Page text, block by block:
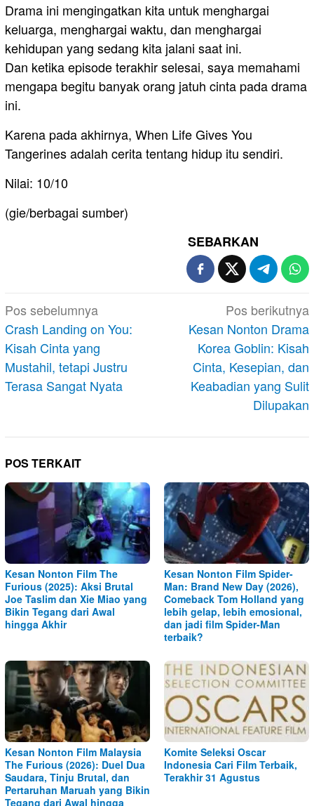
Drama ini mengingatkan kita untuk menghargai
keluarga, menghargai waktu, dan menghargai
kehidupan yang sedang kita jalani saat ini.
Dan ketika episode terakhir selesai, saya memahami
mengapa begitu banyak orang jatuh cinta pada drama
ini.
Karena pada akhirnya, When Life Gives You
Tangerines adalah cerita tentang hidup itu sendiri.
Nilai: 10/10
(gie/berbagai sumber)
SEBARKAN
Navigasi
pos
Pos sebelumnya
Crash Landing on You:
Kisah Cinta yang
Mustahil, tetapi Justru
Terasa Sangat Nyata
Pos berikutnya
Kesan Nonton Drama
Korea Goblin: Kisah
Cinta, Kesepian, dan
Keabadian yang Sulit
Dilupakan
POS TERKAIT
Kesan Nonton Film The
Furious (2025): Aksi Brutal
Joe Taslim dan Xie Miao yang
Bikin Tegang dari Awal
hingga Akhir
Kesan Nonton Film Spider-
Man: Brand New Day (2026),
Comeback Tom Holland yang
lebih gelap, lebih emosional,
dan jadi film Spider-Man
terbaik?
Kesan Nonton Film Malaysia
The Furious (2026): Duel Dua
Saudara, Tinju Brutal, dan
Pertaruhan Maruah yang Bikin
Tegang dari Awal hingga
Komite Seleksi Oscar
Indonesia Cari Film Terbaik,
Terakhir 31 Agustus